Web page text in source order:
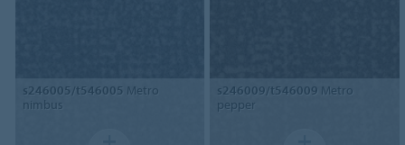
s246005/t546005 Metro
nimbus
s246009/t546009 Metro
pepper